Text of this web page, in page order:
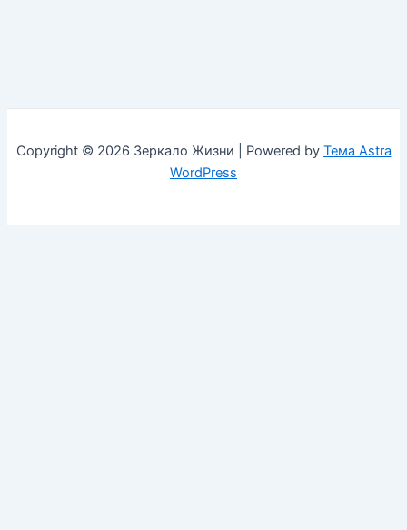
Copyright © 2026 Зеркало Жизни | Powered by Тема Astra
WordPress